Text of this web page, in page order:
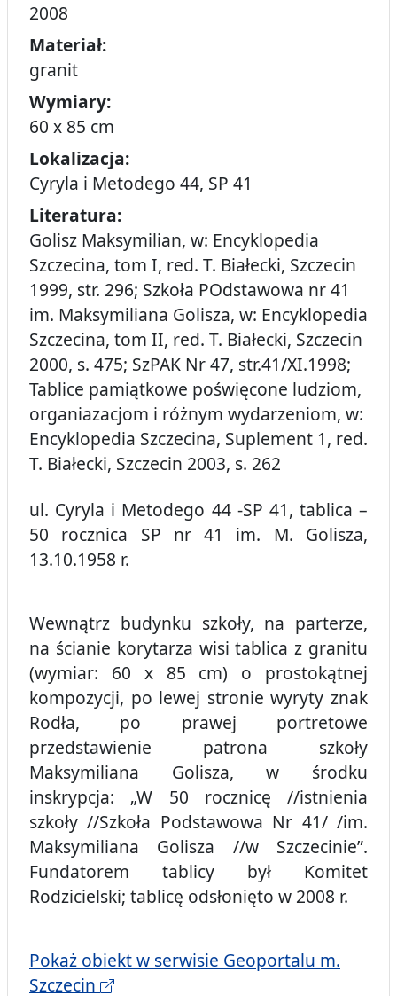
2008
Materiał:
granit
Wymiary:
60 x 85 cm
Lokalizacja:
Cyryla i Metodego 44, SP 41
Literatura:
Golisz Maksymilian, w: Encyklopedia
Szczecina, tom I, red. T. Białecki, Szczecin
1999, str. 296; Szkoła POdstawowa nr 41
im. Maksymiliana Golisza, w: Encyklopedia
Szczecina, tom II, red. T. Białecki, Szczecin
2000, s. 475; SzPAK Nr 47, str.41/XI.1998;
Tablice pamiątkowe poświęcone ludziom,
organiazacjom i różnym wydarzeniom, w:
Encyklopedia Szczecina, Suplement 1, red.
T. Białecki, Szczecin 2003, s. 262
ul. Cyryla i Metodego 44 -SP 41, tablica –
50 rocznica SP nr 41 im. M. Golisza,
13.10.1958 r.
Wewnątrz budynku szkoły, na parterze,
na ścianie korytarza wisi tablica z granitu
(wymiar: 60 x 85 cm) o prostokątnej
kompozycji, po lewej stronie wyryty znak
Rodła, po prawej portretowe
przedstawienie patrona szkoły
Maksymiliana Golisza, w środku
inskrypcja: „W 50 rocznicę //istnienia
szkoły //Szkoła Podstawowa Nr 41/ /im.
Maksymiliana Golisza //w Szczecinie”.
Fundatorem tablicy był Komitet
Rodzicielski; tablicę odsłonięto w 2008 r.
Pokaż obiekt w serwisie Geoportalu m.
Szczecin